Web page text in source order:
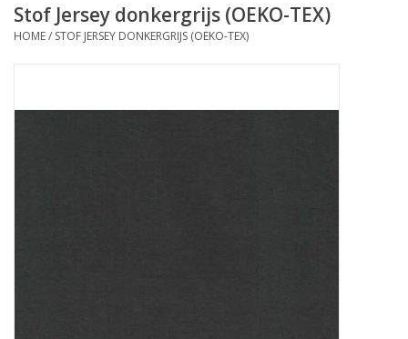
Stof Jersey donkergrijs (OEKO-TEX)
HOME/ STOF JERSEY DONKERGRIJS (OEKO-TEX)